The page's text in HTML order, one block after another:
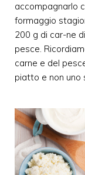
accompagnarlo
formaggio
200 g di car-ne
pesce.
carne e del
piatto e non uno